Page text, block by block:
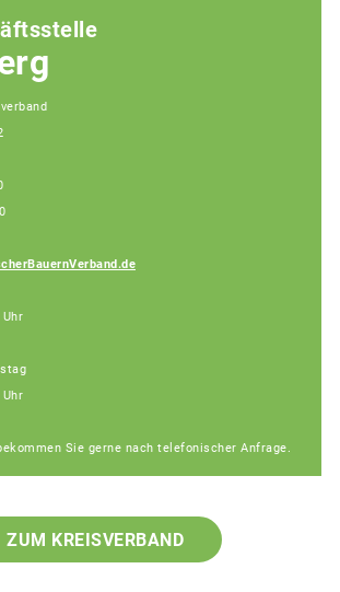
Sie gerne nach telefonischer Anfrage.
ZUM KREISVERBAND